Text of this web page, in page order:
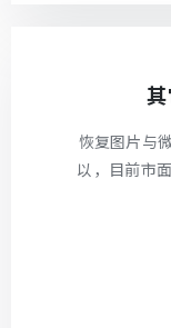
恢复图片与
以，目前市